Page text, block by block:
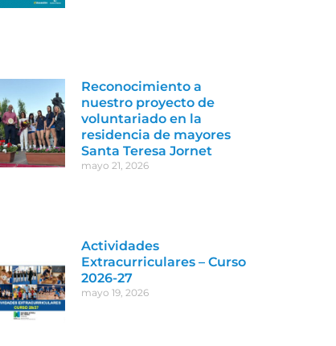
Reconocimiento a
nuestro proyecto de
voluntariado en la
residencia de mayores
Santa Teresa Jornet
mayo 21, 2026
Actividades
Extracurriculares – Curso
2026-27
mayo 19, 2026